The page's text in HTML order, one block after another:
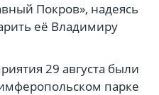
Покров», надеясь
её Владимиру
29 августа были
парке